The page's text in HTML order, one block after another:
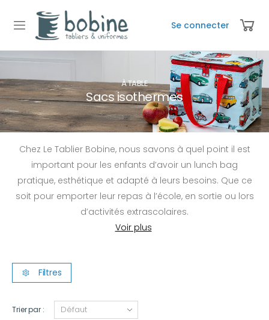
Se connecter
À TABLE
Sacs isothermes
Chez Le Tablier Bobine, nous savons à quel point il est
important pour les enfants d’avoir un lunch bag
pratique, esthétique et adapté à leurs besoins. Que ce
soit pour emporter leur repas à l’école, en sortie ou lors
d’activités extrascolaires.
Filtres
Trier par :